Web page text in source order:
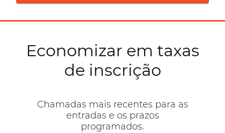
Economizar em taxas
de inscrição
Chamadas mais recentes para as
entradas e os prazos
programados.